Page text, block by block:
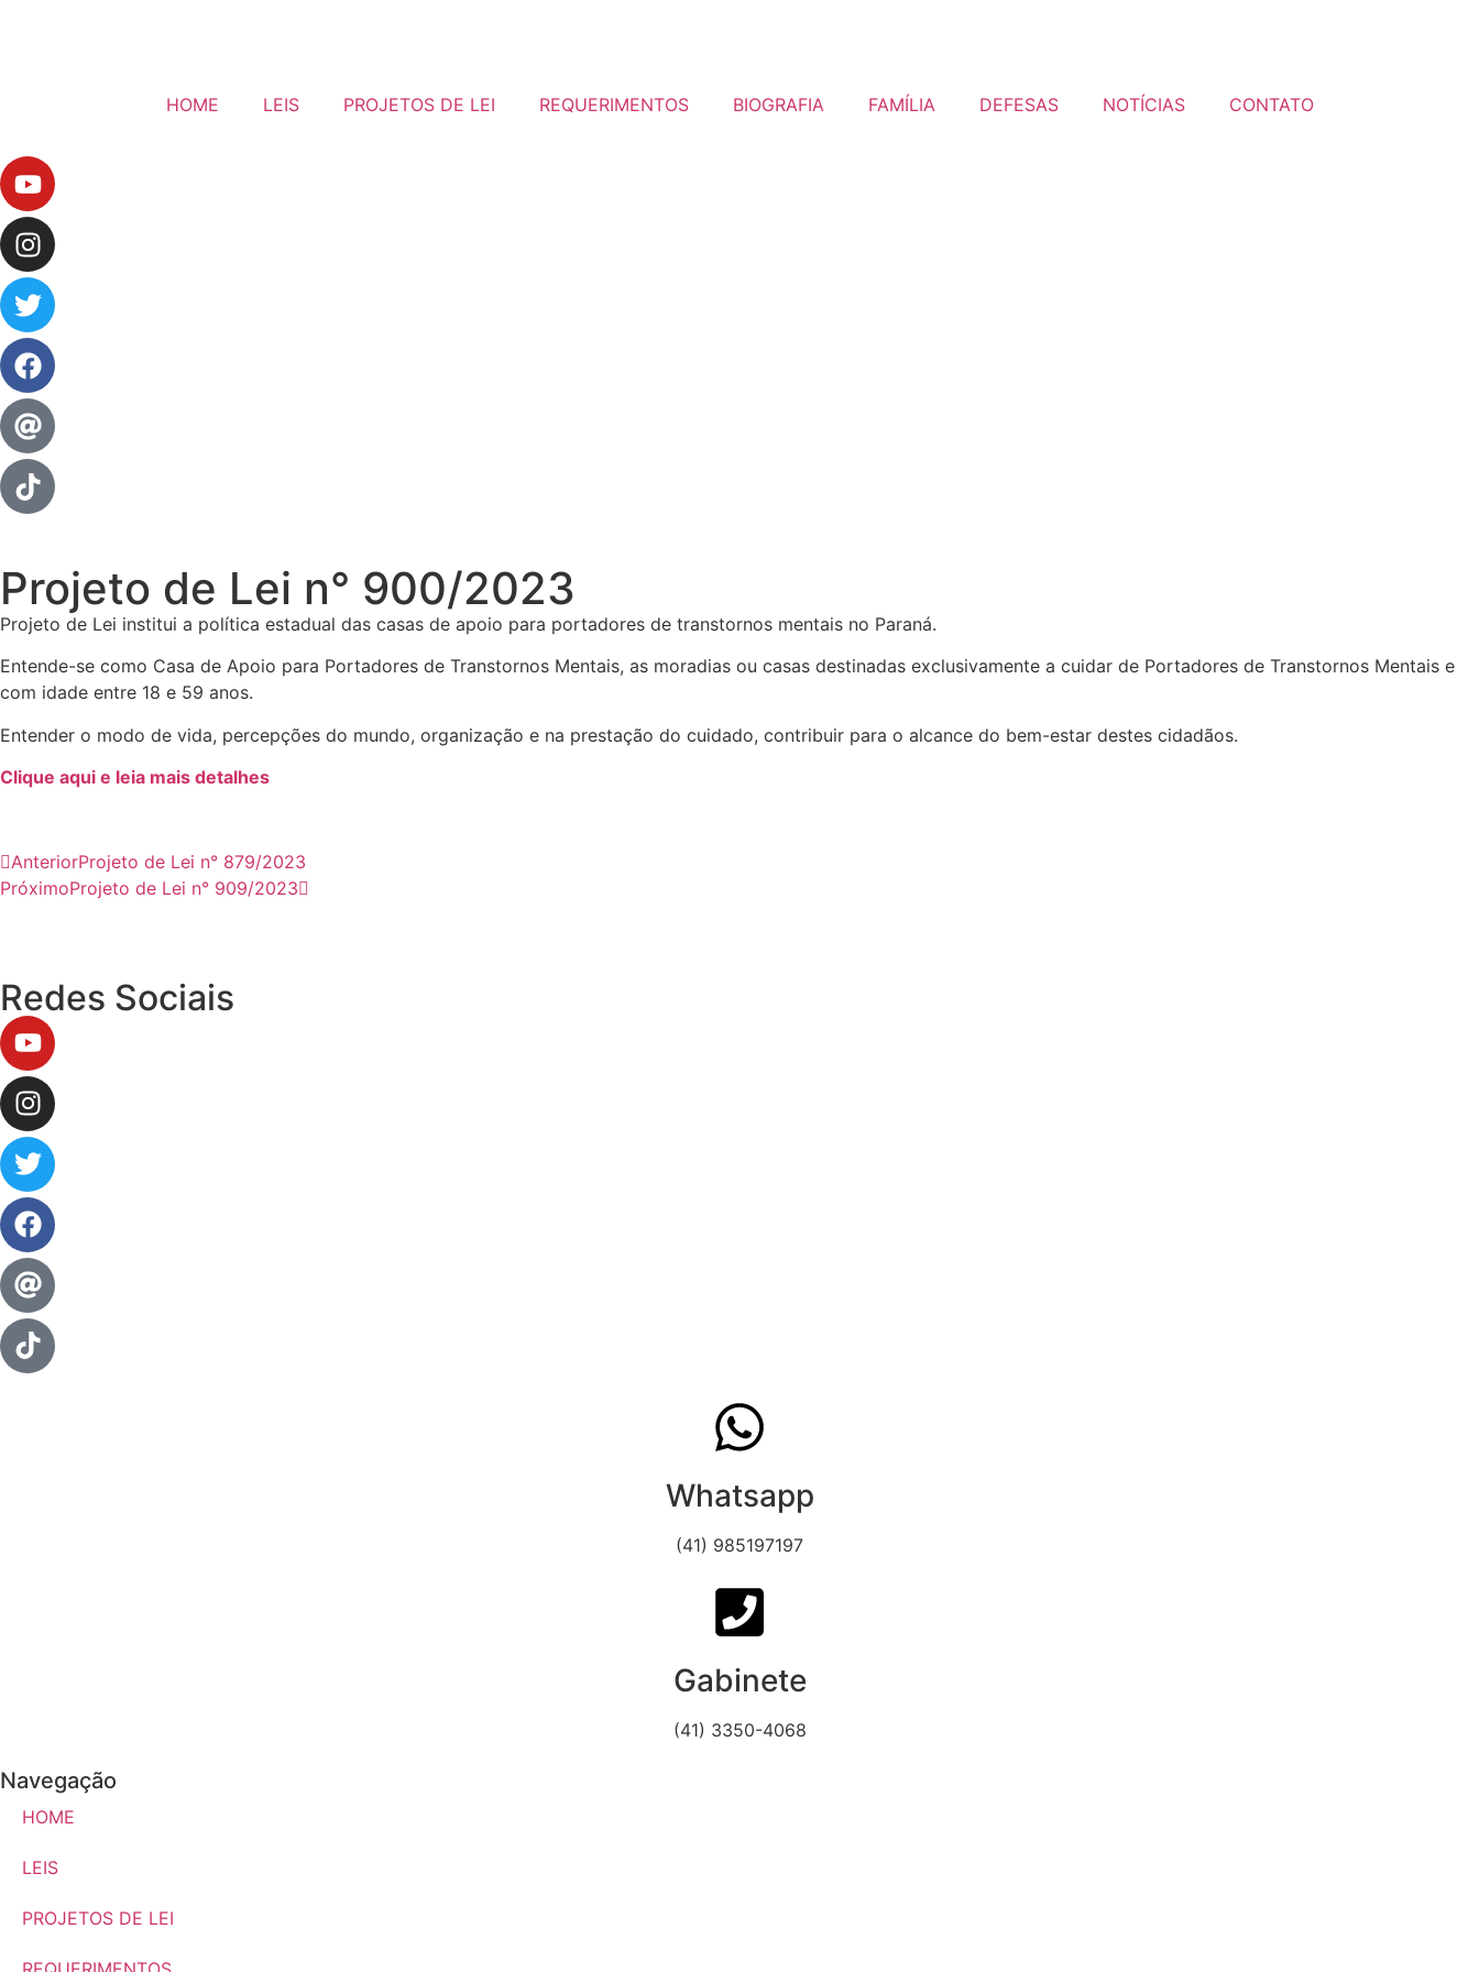
HOME LEIS PROJETOS DE LEI REQUERIMENTOS BIOGRAFIA FAMÍLIA DEFESAS NOTÍCIAS CONTATO
Projeto de Lei n° 900/2023
Projeto de Lei institui a política estadual das casas de apoio para portadores de transtornos mentais no Paraná.
Entende-se como Casa de Apoio para Portadores de Transtornos Mentais, as moradias ou casas destinadas exclusivamente a cuidar de Portadores de Transtornos Mentais e
com idade entre 18 e 59 anos.
Entender o modo de vida, percepções do mundo, organização e na prestação do cuidado, contribuir para o alcance do bem-estar destes cidadãos.
Clique aqui e leia mais detalhes
AnteriorProjeto de Lei n° 879/2023
PróximoProjeto de Lei n° 909/2023
Redes Sociais
Whatsapp
(41) 985197197
Gabinete
(41) 3350-4068
Navegação
HOME
LEIS
PROJETOS DE LEI